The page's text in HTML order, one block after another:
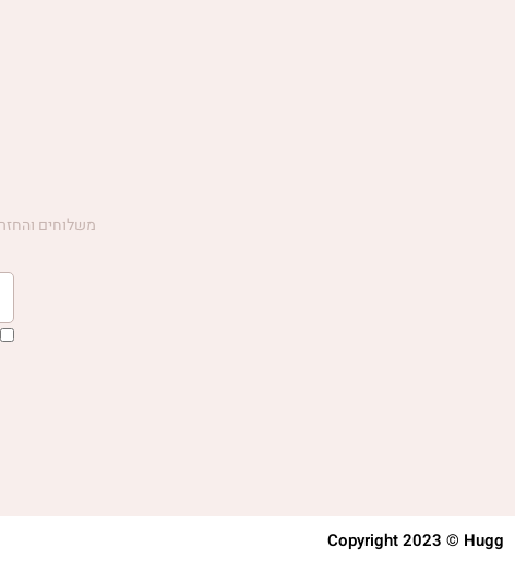
משלוחים
Copyright 2023 © Hugg